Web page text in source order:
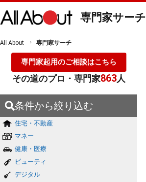
専門家サーチ
All About 専門家サーチ
専門家起用のご相談はこちら
その道のプロ・専門家863人
条件から絞り込む
住宅・不動産
マネー
健康・医療
ビューティ
デジタル